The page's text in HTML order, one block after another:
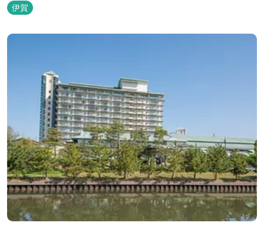
ートキャンプ場、デイキャンプ場、テニスコート、水遊び場（夏季
限定）、こんにゃくやパン作りの体験できる工房などがあります。
木津川（鯛ケ瀬）のほとりにある美しい自然を生かしたオートキャ
伊賀